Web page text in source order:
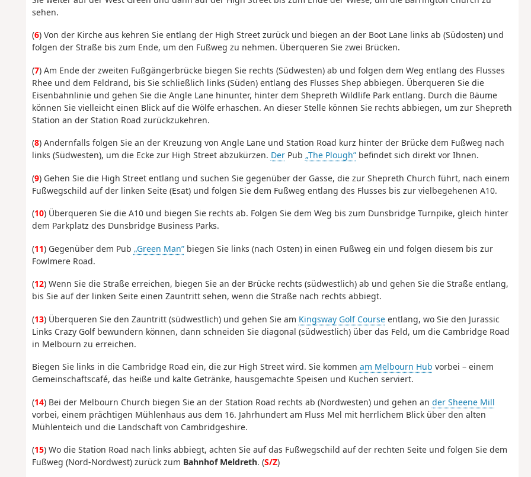
sehen.
(6) Von der Kirche aus kehren Sie entlang der High Street zurück und biegen an der Boot Lane links ab (Südosten) und
folgen der Straße bis zum Ende, um den Fußweg zu nehmen. Überqueren Sie zwei Brücken.
(7) Am Ende der zweiten Fußgängerbrücke biegen Sie rechts (Südwesten) ab und folgen dem Weg entlang des Flusses
Rhee und dem Feldrand, bis Sie schließlich links (Süden) entlang des Flusses Shep abbiegen. Überqueren Sie die
Eisenbahnlinie und gehen Sie die Angle Lane hinunter, hinter dem Shepreth Wildlife Park entlang. Durch die Bäume
können Sie vielleicht einen Blick auf die Wölfe erhaschen. An dieser Stelle können Sie rechts abbiegen, um zur Shepreth
Station an der Station Road zurückzukehren.
(8) Andernfalls folgen Sie an der Kreuzung von Angle Lane und Station Road kurz hinter der Brücke dem Fußweg nach
links (Südwesten), um die Ecke zur High Street abzukürzen. DerPub „The Plough”befindet sich direkt vor Ihnen.
(9) Gehen Sie die High Street entlang und suchen Sie gegenüber der Gasse, die zur Shepreth Church führt, nach einem
Fußwegschild auf der linken Seite (Esat) und folgen Sie dem Fußweg entlang des Flusses bis zur vielbegehenen A10.
(10) Überqueren Sie die A10 und biegen Sie rechts ab. Folgen Sie dem Weg bis zum Dunsbridge Turnpike, gleich hinter
dem Parkplatz des Dunsbridge Business Parks.
(11) Gegenüber dem Pub „Green Man”biegen Sie links (nach Osten) in einen Fußweg ein und folgen diesem bis zur
Fowlmere Road.
(12) Wenn Sie die Straße erreichen, biegen Sie an der Brücke rechts (südwestlich) ab und gehen Sie die Straße entlang,
bis Sie auf der linken Seite einen Zauntritt sehen, wenn die Straße nach rechts abbiegt.
(13) Überqueren Sie den Zauntritt (südwestlich) und gehen Sie am Kingsway Golf Courseentlang, wo Sie den Jurassic
Links Crazy Golf bewundern können, dann schneiden Sie diagonal (südwestlich) über das Feld, um die Cambridge Road
in Melbourn zu erreichen.
Biegen Sie links in die Cambridge Road ein, die zur High Street wird. Sie kommen am Melbourn Hub vorbei – einem
Gemeinschaftscafé, das heiße und kalte Getränke, hausgemachte Speisen und Kuchen serviert.
(14) Bei der Melbourn Church biegen Sie an der Station Road rechts ab (Nordwesten) und gehen an der Sheene Mill
vorbei, einem prächtigen Mühlenhaus aus dem 16. Jahrhundert am Fluss Mel mit herrlichem Blick über den alten
Mühlenteich und die Landschaft von Cambridgeshire.
(15) Wo die Station Road nach links abbiegt, achten Sie auf das Fußwegschild auf der rechten Seite und folgen Sie dem
Fußweg (Nord-Nordwest) zurück zum Bahnhof Meldreth. (S/Z)